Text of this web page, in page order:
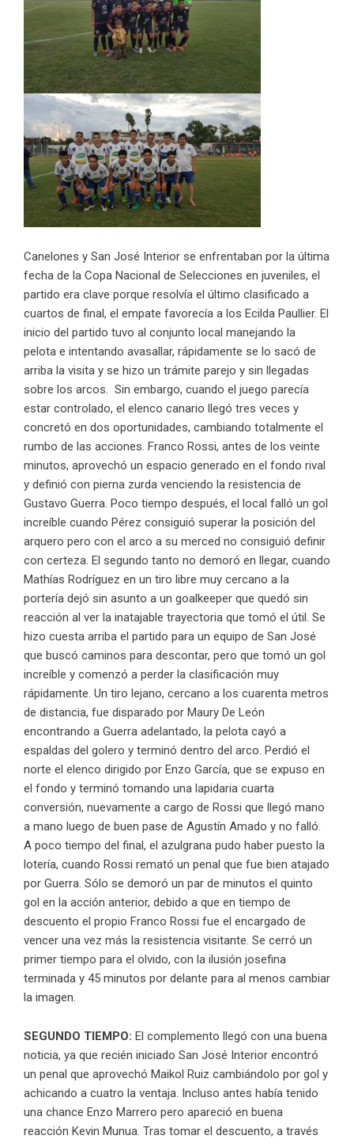
Canelones y San José Interior se enfrentaban por la última
fecha de la Copa Nacional de Selecciones en juveniles, el
partido era clave porque resolvía el último clasificado a
cuartos de final, el empate favorecía a los Ecilda Paullier. El
inicio del partido tuvo al conjunto local manejando la
pelota e intentando avasallar, rápidamente se lo sacó de
arriba la visita y se hizo un trámite parejo y sin llegadas
sobre los arcos. Sin embargo, cuando el juego parecía
estar controlado, el elenco canario llegó tres veces y
concretó en dos oportunidades, cambiando totalmente el
rumbo de las acciones. Franco Rossi, antes de los veinte
minutos, aprovechó un espacio generado en el fondo rival
y definió con pierna zurda venciendo la resistencia de
Gustavo Guerra. Poco tiempo después, el local falló un gol
increíble cuando Pérez consiguió superar la posición del
arquero pero con el arco a su merced no consiguió definir
con certeza. El segundo tanto no demoró en llegar, cuando
Mathías Rodríguez en un tiro libre muy cercano a la
portería dejó sin asunto a un goalkeeper que quedó sin
reacción al ver la inatajable trayectoria que tomó el útil. Se
hizo cuesta arriba el partido para un equipo de San José
que buscó caminos para descontar, pero que tomó un gol
increíble y comenzó a perder la clasificación muy
rápidamente. Un tiro lejano, cercano a los cuarenta metros
de distancia, fue disparado por Maury De León
encontrando a Guerra adelantado, la pelota cayó a
espaldas del golero y terminó dentro del arco. Perdió el
norte el elenco dirigido por Enzo García, que se expuso en
el fondo y terminó tomando una lapidaria cuarta
conversión, nuevamente a cargo de Rossi que llegó mano
a mano luego de buen pase de Agustín Amado y no falló.
A poco tiempo del final, el azulgrana pudo haber puesto la
lotería, cuando Rossi remató un penal que fue bien atajado
por Guerra. Sólo se demoró un par de minutos el quinto
gol en la acción anterior, debido a que en tiempo de
descuento el propio Franco Rossi fue el encargado de
vencer una vez más la resistencia visitante. Se cerró un
primer tiempo para el olvido, con la ilusión josefina
terminada y 45 minutos por delante para al menos cambiar
la imagen.
SEGUNDO TIEMPO: El complemento llegó con una buena
noticia, ya que recién iniciado San José Interior encontró
un penal que aprovechó Maikol Ruiz cambiándolo por gol y
achicando a cuatro la ventaja. Incluso antes había tenido
una chance Enzo Marrero pero apareció en buena
reacción Kevin Munua. Tras tomar el descuento, a través